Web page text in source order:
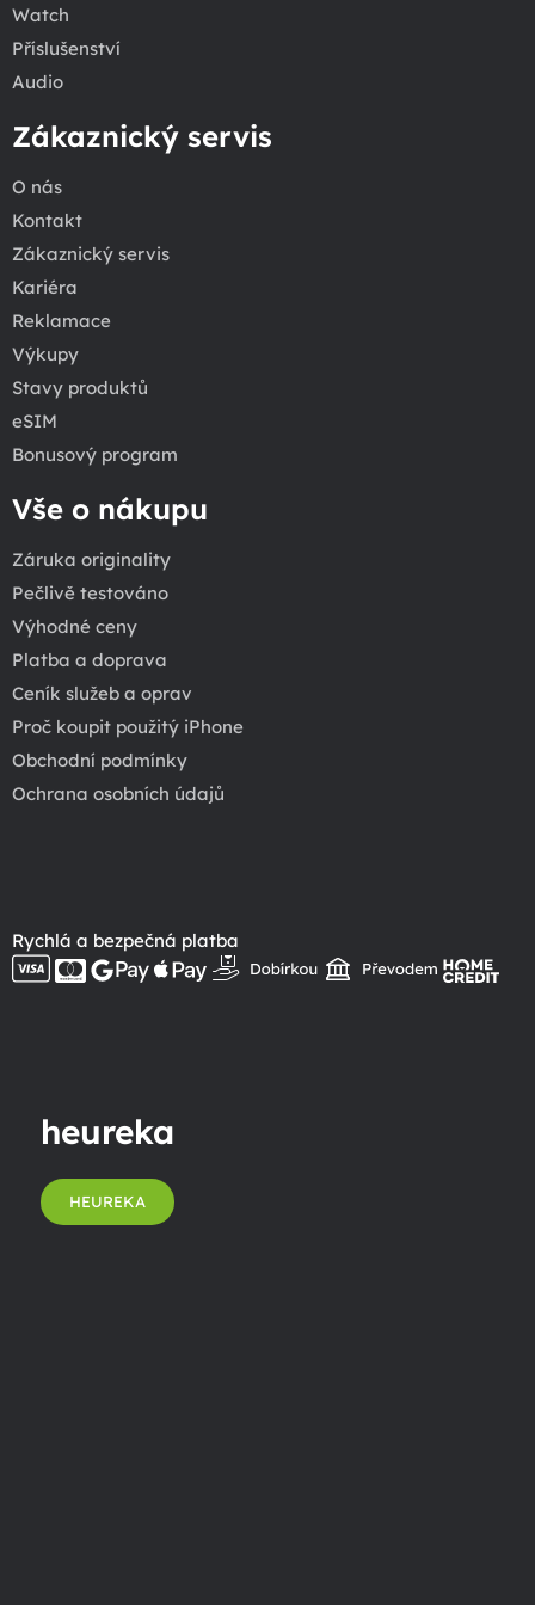
Watch
Příslušenství
Audio
Zákaznický servis
O nás
Kontakt
Zákaznický servis
Kariéra
Reklamace
Výkupy
Stavy produktů
eSIM
Bonusový program
Vše o nákupu
Záruka originality
Pečlivě testováno
Výhodné ceny
Platba a doprava
Ceník služeb a oprav
Proč koupit použitý iPhone
Obchodní podmínky
Ochrana osobních údajů
Rychlá a bezpečná platba
heureka
HEUREKA